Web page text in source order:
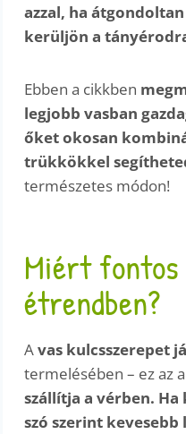
azzal, ha
kerüljön a
Ebben a cikkben
legjobb vasban
őket okosan
trükkökkel
természetes módon!
Miért fontos
étrendben?
Avas kulcsszerepet
termelésében – ez az
szállítja a vérben. Ha
szó szerint kevesebb